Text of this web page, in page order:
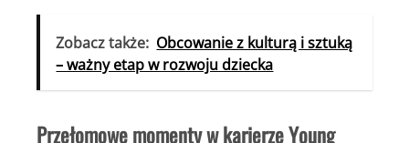
Zobacz także: Obcowanie z kulturą i sztuką
– ważny etap w rozwoju dziecka
Przełomowe momenty w karierze Young